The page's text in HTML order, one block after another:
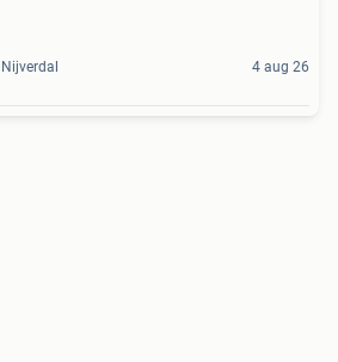
Nijverdal 4 aug 26